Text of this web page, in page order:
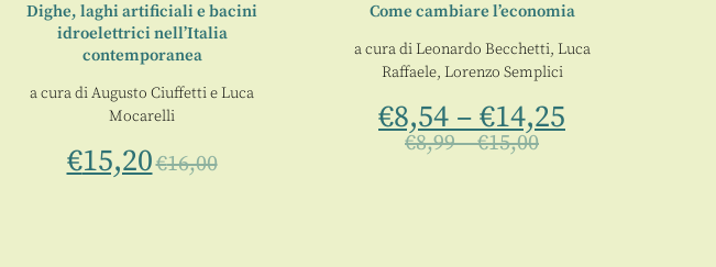
Dighe, laghi artificiali e bacini
idroelettrici nell’Italia
contemporanea
a cura diAugusto CiuffettieLuca
Mocarelli
€15,20€16,00
Come cambiare l’economia
a cura diLeonardo Becchetti, Luca
Raffaele, Lorenzo Semplici
€8,54 – €14,25
€8,99–€15,00